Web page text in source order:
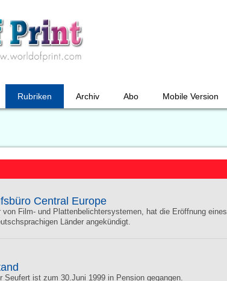
Rubriken Archiv Abo Mobile Version
Central Europe
von Film- und Plattenbelichtersystemen, hat die Eröffnung eines
Länder angekündigt.
Seufert ist zum 30.Juni 1999 in Pension gegangen.